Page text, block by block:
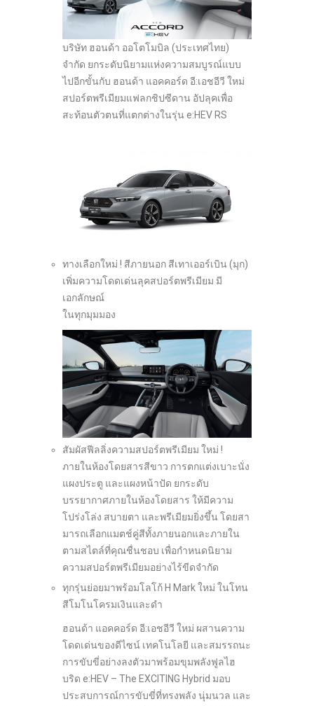
บริษัท ฮอนด้า ออโตโมบิล (ประเทศไทย)
จำกัด ยกระดับนิยามแห่งความสมบูรณ์แบบ
ไปอีกขั้นกับ ฮอนด้า แอคคอร์ด อี:เอชอีวี ใหม่
สปอร์ตพรีเมียมแฟลกชิปซีดาน อัปลุคเพื่อ
สะท้อนตัวตนที่แตกต่างในรุ่น e:HEV RS
ทางเลือกใหม่ ! สีภายนอก สีเทาเออร์เบิน (มุก)
เพิ่มความโดดเด่นลุคสปอร์ตพรีเมียม มี
เอกลักษณ์
ในทุกมุมมอง
สัมผัสฟีลลิ่งความสปอร์ตพรีเมียม ใหม่ !
ภายในห้องโดยสารสีขาว การตกแต่งเบาะนั่ง
แผงประตู และแผงหน้าปัด ยกระดับ
บรรยากาศภายในห้องโดยสาร ให้มีความ
โปร่งโล่ง สบายตา และพรีเมียมยิ่งขึ้น โดยสา
มารถเลือกแมตช์คู่สีทั้งภายนอกและภายใน
ตามสไตล์ที่คุณชื่นชอบ เพื่อกำหนดนิยาม
ความสปอร์ตพรีเมียมอย่างไร้ขีดจำกัด
ทุกรุ่นย่อยมาพร้อมโลโก้ H Mark ใหม่ ในโทน
สีโมโนโครมเงินและดำ
ฮอนด้า แอคคอร์ด อี:เอชอีวี ใหม่ ผสานความ
โดดเด่นของดีไซน์ เทคโนโลยี และสมรรถนะ
การขับขี่อย่างลงตัวมาพร้อมขุมพลังฟูลไฮ
บริด e:HEV – The EXCITING Hybrid มอบ
ประสบการณ์การขับขี่ที่ทรงพลัง นุ่มนวล และ